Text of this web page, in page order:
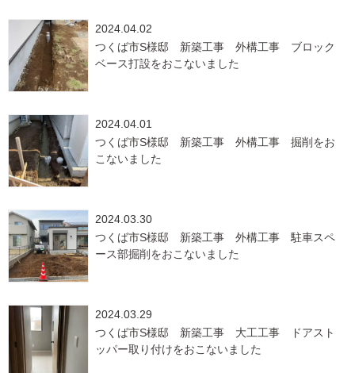
2024.04.02
つくば市S様邸 新築工事 外構工事 ブロック
ベース打設をおこないました
2024.04.01
つくば市S様邸 新築工事 外構工事 掘削をお
こないました
2024.03.30
つくば市S様邸 新築工事 外構工事 駐車スペ
ース部掘削をおこないました
2024.03.29
つくば市S様邸 新築工事 大工工事 ドアスト
ッパー取り付けをおこないました